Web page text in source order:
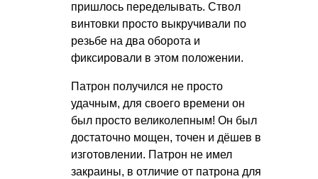
пришлось переделывать. Ствол
винтовки просто выкручивали по
резьбе на два оборота и
фиксировали в этом положении.
Патрон получился не просто
удачным, для своего времени он
был просто великолепным! Он был
достаточно мощен, точен и дёшев в
изготовлении. Патрон не имел
закраины, в отличие от патрона для